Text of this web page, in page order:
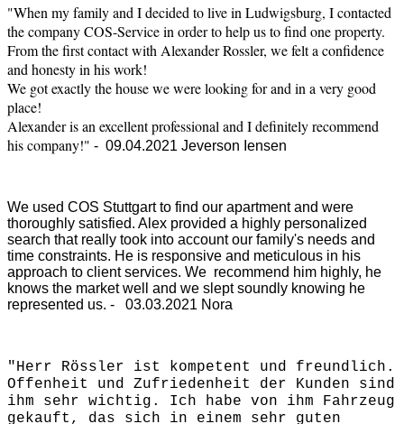
"When my family and I decided to live in Ludwigsburg, I contacted
the company COS-Service in order to help us to find one property.
From the first contact with Alexander Rossler, we felt a confidence
and honesty in his work!
We got exactly the house we were looking for and in a very good
place!
Alexander is an excellent professional and I definitely recommend
his company!" - 09.04.2021 Jeverson Iensen
We used COS Stuttgart to find our apartment and were
thoroughly satisfied. Alex provided a highly personalized
search that really took into account our family's needs and
time constraints. He is responsive and meticulous in his
approach to client services. We recommend him highly, he
knows the market well and we slept soundly knowing he
represented us. - 03.03.2021 Nora
"Herr Rössler ist kompetent und freundlich.
Offenheit und Zufriedenheit der Kunden sind
ihm sehr wichtig. Ich habe von ihm Fahrzeug
gekauft, das sich in einem sehr guten